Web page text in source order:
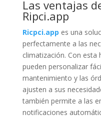
Las ventajas
Ripci.app
Ricpci.app es una
perfectamente a las
climatización. Con esta
pueden personalizar
mantenimiento y las
ajusten a sus
también permite a las
notificaciones